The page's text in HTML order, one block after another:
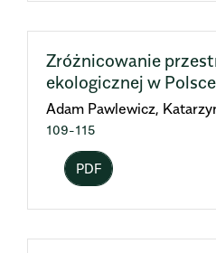
Zróżnicowanie
ekologicznej w Polsce
Adam Pawlewicz,
109-115
PDF